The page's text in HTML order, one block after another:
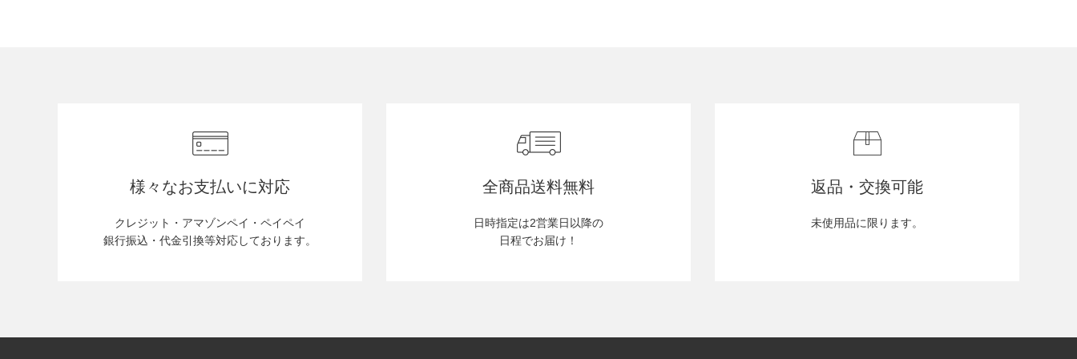
様々なお支払いに対応
クレジット・アマゾンペイ・ペイペイ
銀行振込・代金引換等対応しております。
全商品送料無料
日時指定は2営業日以降の
日程でお届け！
返品・交換可能
未使用品に限ります。